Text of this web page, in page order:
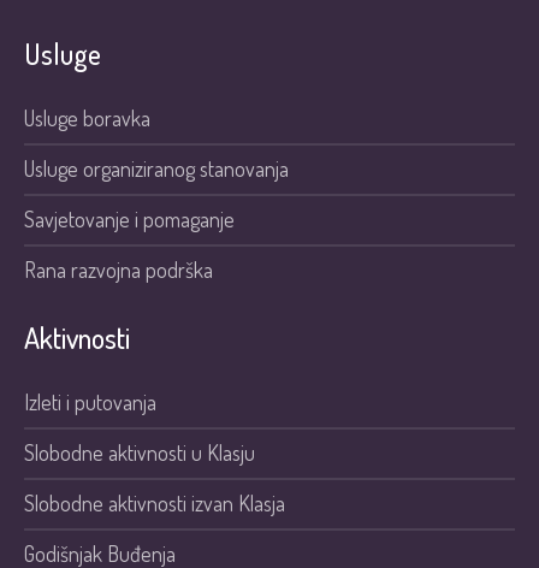
Usluge
Usluge boravka
Usluge organiziranog stanovanja
Savjetovanje i pomaganje
Rana razvojna podrška
Aktivnosti
Izleti i putovanja
Slobodne aktivnosti u Klasju
Slobodne aktivnosti izvan Klasja
Godišnjak Buđenja